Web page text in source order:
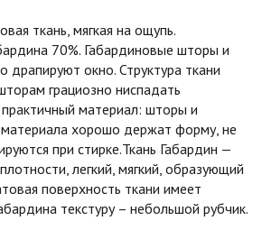
ткань, мягкая на ощупь.
70%. Габардиновые шторы и
окно. Структура ткани
грациозно ниспадать
материал: шторы и
хорошо держат форму, не
при стирке.Ткань Габардин —
легкий, мягкий, образующий
поверхность ткани имеет
текстуру – небольшой рубчик.